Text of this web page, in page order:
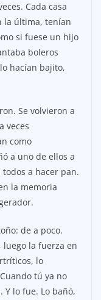
Cada casa
la última, tenían
si fuese un hijo
boleros
hacían bajito,
Se volvieron a
veces
como
a uno de ellos a
a hacer pan.
la memoria
de a poco.
luego la fuerza en
lo
tú ya no
Y lo fue. Lo bañó,